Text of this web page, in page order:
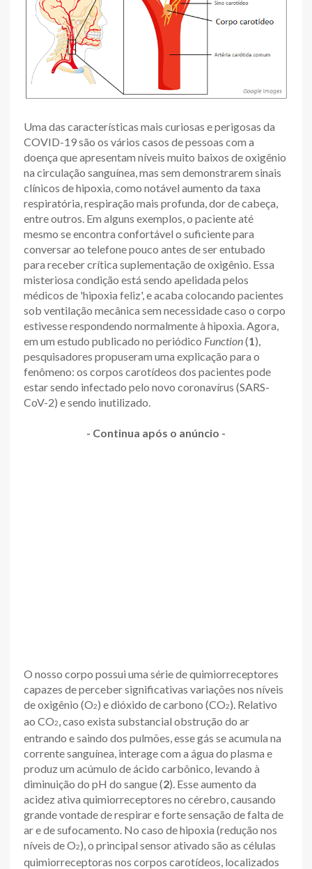
Uma das características mais curiosas e perigosas da
COVID-19 são os vários casos de pessoas com a
doença que apresentam níveis muito baixos de oxigênio
na circulação sanguínea, mas sem demonstrarem sinais
clínicos de hipoxia, como notável aumento da taxa
respiratória, respiração mais profunda, dor de cabeça,
entre outros. Em alguns exemplos, o paciente até
mesmo se encontra confortável o suficiente para
conversar ao telefone pouco antes de ser entubado
para receber crítica suplementação de oxigênio. Essa
misteriosa condição está sendo apelidada pelos
médicos de 'hipoxia feliz', e acaba colocando pacientes
sob ventilação mecânica sem necessidade caso o corpo
estivesse respondendo normalmente à hipoxia. Agora,
em um estudo publicado no periódico Function(1),
pesquisadores propuseram uma explicação para o
fenômeno: os corpos carotídeos dos pacientes pode
estar sendo infectado pelo novo coronavírus (SARS-
CoV-2) e sendo inutilizado.
- Continua após o anúncio -
O nosso corpo possui uma série de quimiorreceptores
capazes de perceber significativas variações nos níveis
de oxigênio (O2) e dióxido de carbono (CO2). Relativo
ao CO2, caso exista substancial obstrução do ar
entrando e saindo dos pulmões, esse gás se acumula na
corrente sanguínea, interage com a água do plasma e
produz um acúmulo de ácido carbônico, levando à
diminuição do pH do sangue (2). Esse aumento da
acidez ativa quimiorreceptores no cérebro, causando
grande vontade de respirar e forte sensação de falta de
ar e de sufocamento. No caso de hipoxia (redução nos
níveis de O2), o principal sensor ativado são as células
quimiorreceptoras nos corpos carotídeos, localizados